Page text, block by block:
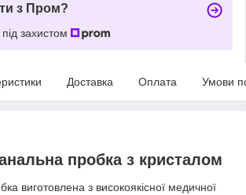
з Пром?
захистом
Доставка Оплата Умови
пробка з кристалом
виготовлена з високоякісної медичної